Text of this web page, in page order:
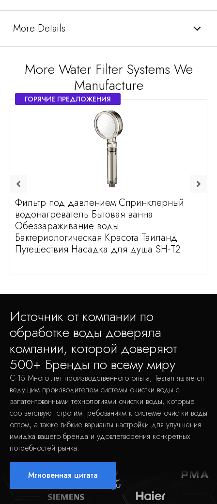
More Details
More Water Filter Systems We
Manufacture
ГОРЯЧИЕ ПРЕДЛОЖЕНИЯ
Фильтр под давлением Спринклерный
водонагреватель Бытовая ванна
Обеззараживание воды
Бактериологическая Красота Таиланд
Путешествия Насадка для душа SH-T2
Источник от компании по
обработке воды доверяла
компании, которой доверяют
500+ Бренды по всему миру
С 15 Много лет производственного опыта, Tesran является
ведущим производителем системы очистки воды с
запатентованными технологиями очистки воды, которые
соответствуют строгим требованиям к системе очистки воды
оптом, а также гибкие варианты настройки для улучшения
имиджа вашего бренда и удовлетворения конкретных
потребностей рынка.
Мгновенная цитата